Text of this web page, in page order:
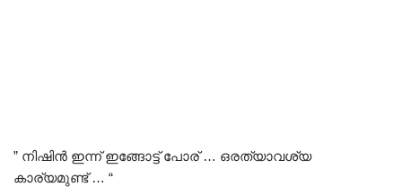
” നിഷിൻ ഇന്ന് ഇങ്ങോട്ട് പോര് … ഒരത്യാവശ്യ
കാര്യമുണ്ട് … “